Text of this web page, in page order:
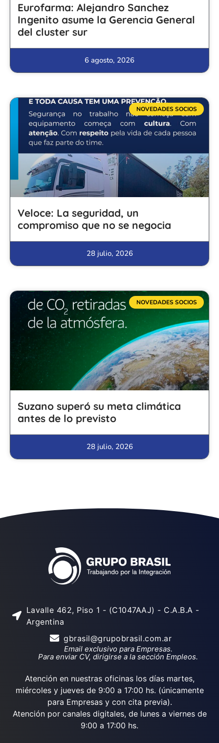
Eurofarma: Alejandro Sanchez
Ingenito asume la Gerencia General
del cluster sur
6 agosto, 2026
NOVEDADES SOCIOS
Veloce: La seguridad, un
compromiso que no se negocia
28 julio, 2026
NOVEDADES SOCIOS
Suzano superó su meta climática
antes de lo previsto
28 julio, 2026
Lavalle 462, Piso 1 - (C1047AAJ) - C.A.B.A -
Argentina
gbrasil@grupobrasil.com.ar
Email exclusivo para Empresas.
Para enviar CV, dirigirse a la sección Empleos.
Atención en nuestras oficinas los días martes,
miércoles y jueves de 9:00 a 17:00 hs. (únicamente
para Empresas y con cita previa).
Atención por canales digitales, de lunes a viernes de
9:00 a 17:00 hs.